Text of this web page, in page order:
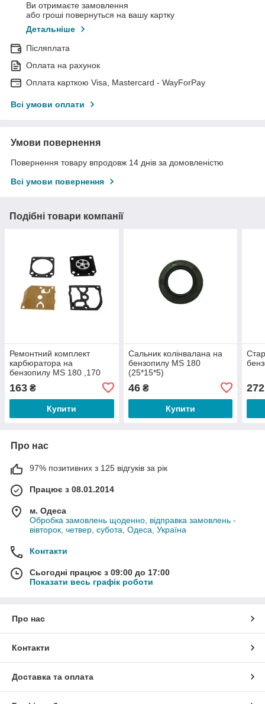
Ви отримаєте замовлення
або гроші повернуться на вашу картку
Детальніше
Післяплата
Оплата на рахунок
Оплата карткою Visa, Mastercard - WayForPay
Всі умови оплати
Умови повернення
Повернення товару впродовж 14 днів за домовленістю
Всі умови повернення
Подібні товари компанії
Ремонтний комплект
карбюратора на
бензопилу MS 180 ,170
163 ₴
Купити
Сальник колінвалана на
бензопилу MS 180
(25*15*5)
46₴
Купити
272
Про нас
97% позитивних з 125 відгуків за рік
Працює з 08.01.2014
м. Одеса
Обробка замовлень щоденно, відправка замовлень -
вівторок, четвер, субота, Одеса, Україна
Контакти
Сьогодні працює з 09:00 до 17:00
Показати весь графік роботи
Про нас
Контакти
Доставка та оплата